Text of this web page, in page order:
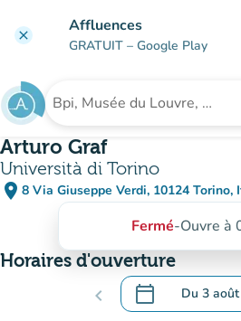
clear Affluences
GRATUIT – Google Play
Rechercher un établissement
Arturo Graf
Università di Torino
place 8 Via Giuseppe Verdi, 10124 Torino,
(ouvrir dans
(nouvel onglet)
Fermé-Ouvre à
Horaires d'ouverture
chevron_left calendar_today Du 3 août
.Ouvrir le